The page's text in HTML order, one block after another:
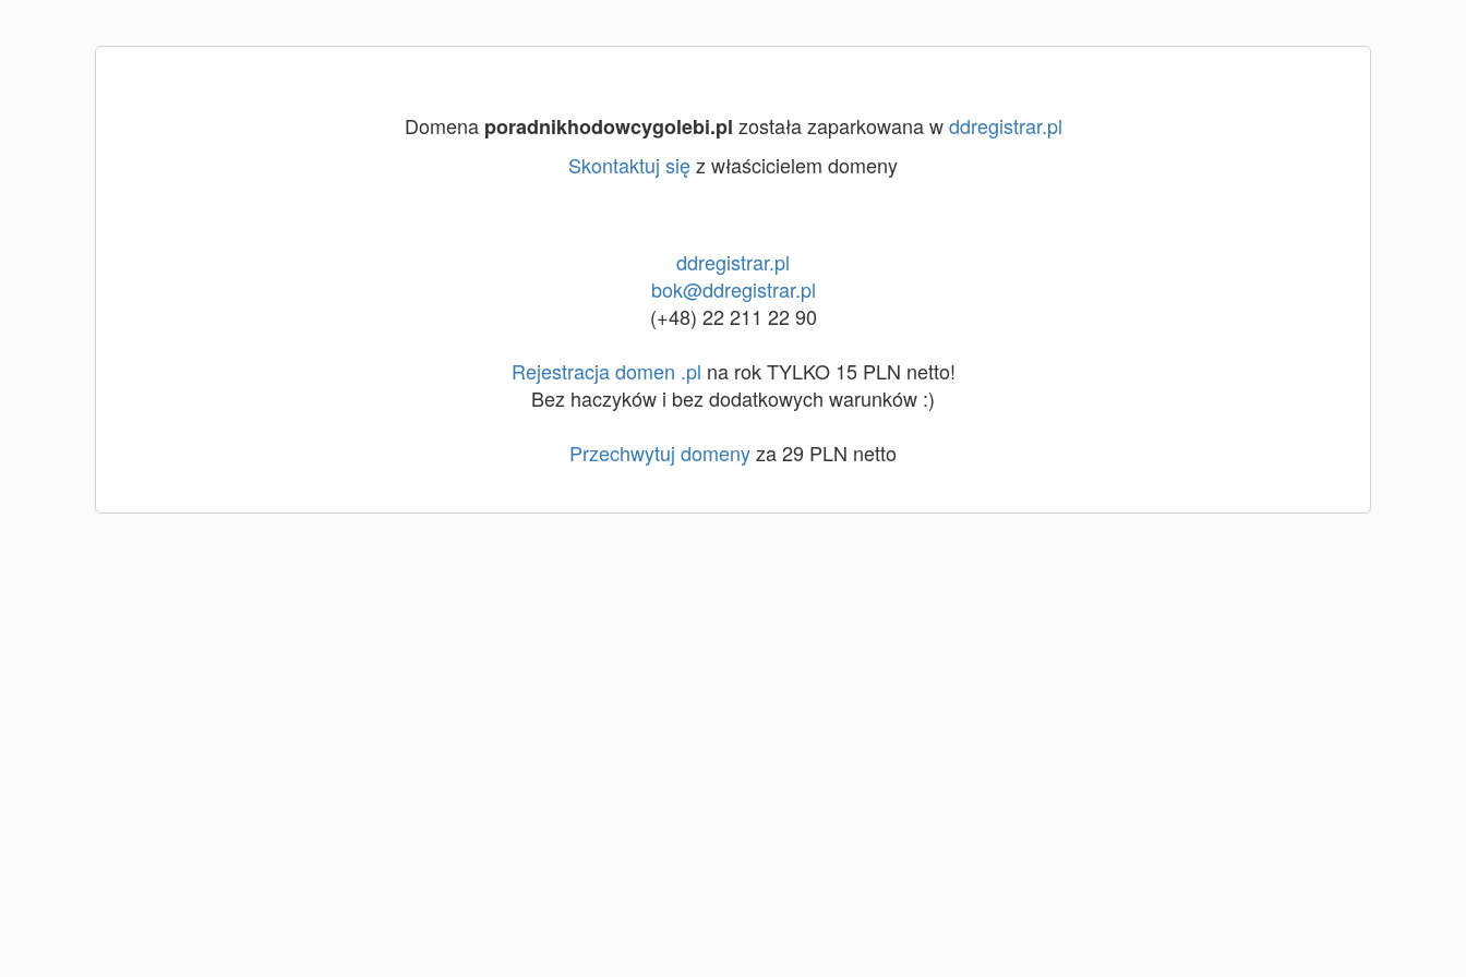
Domena poradnikhodowcygolebi.pl została zaparkowana wddregistrar.pl
Skontaktuj sięz właścicielem domeny
ddregistrar.pl
bok@ddregistrar.pl
(+48) 22 211 22 90
Rejestracja domen .pl na rok TYLKO 15 PLN netto!
Bez haczyków i bez dodatkowych warunków :)
Przechwytuj domenyza 29 PLN netto